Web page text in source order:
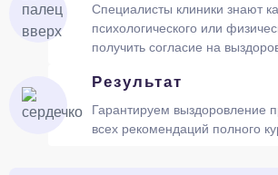
Специалисты клиники знают
психологического или
получить согласие на
Результат
Гарантируем выздоровление
всех рекомендаций полного